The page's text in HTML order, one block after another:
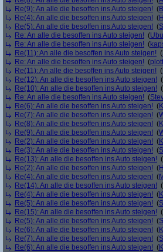
Re(9): An alle die besoffen ins Auto steigen! (
Re(4): An alle die besoffen ins Auto steigen! (
Re(5): An alle die besoffen ins Auto steigen! (
Re: An alle die besoffen ins Auto steigen! (
Re: An alle die besoffen ins Auto steigen! (
Re(11): An alle die besoffen ins Auto steigen! (
Re: An alle die besoffen ins Auto steigen! (
Re(11): An alle die besoffen ins Auto steigen! (
Re(12): An alle die besoffen ins Auto steigen! (
Re(10): An alle die besoffen ins Auto steigen! (
Re: An alle die besoffen ins Auto steigen! (
Re(6): An alle die besoffen ins Auto steigen! (
Re(7): An alle die besoffen ins Auto steigen! (
Re(8): An alle die besoffen ins Auto steigen! (
Re(9): An alle die besoffen ins Auto steigen! (
Re(2): An alle die besoffen ins Auto steigen! (
Re(3): An alle die besoffen ins Auto steigen! (
Re(13): An alle die besoffen ins Auto steigen! (
Re(2): An alle die besoffen ins Auto steigen! (
Re(4): An alle die besoffen ins Auto steigen! (
Re(14): An alle die besoffen ins Auto steigen! (
Re(4): An alle die besoffen ins Auto steigen! (
Re(5): An alle die besoffen ins Auto steigen! (
Re(15): An alle die besoffen ins Auto steigen! (
Re(5): An alle die besoffen ins Auto steigen! (
Re(6): An alle die besoffen ins Auto steigen! (
Re(7): An alle die besoffen ins Auto steigen! (
Re(6): An alle die besoffen ins Auto steigen! (